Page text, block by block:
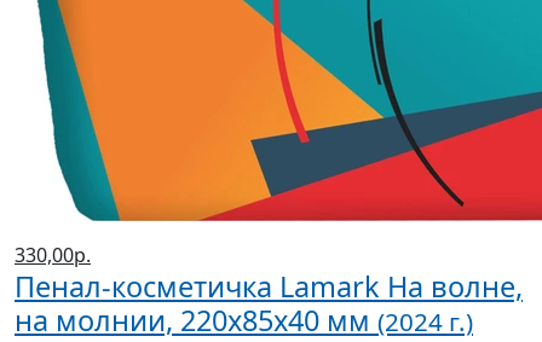
330,00р.
Пенал-косметичка Lamark На волне,
на молнии, 220х85х40 мм (2024 г.)